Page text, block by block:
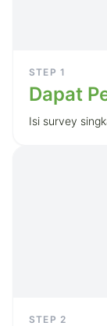
STEP 1
Dapat
Isi survey
STEP 2